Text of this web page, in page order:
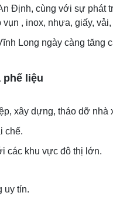
Định, cùng với sự phát
, inox, nhựa, giấy,
Long ngày càng tăng
phế liệu
xây dựng, tháo dỡ nhà
chế.
các khu vực đô thị lớn.
uy tín.